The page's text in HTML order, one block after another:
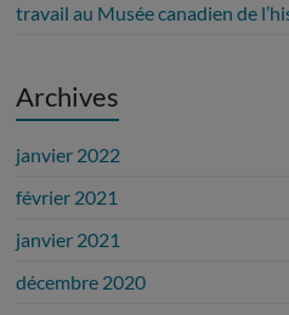
travail au Musée canadien de
Archives
janvier 2022
février 2021
janvier 2021
décembre 2020